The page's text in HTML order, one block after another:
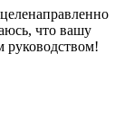
что вашу
руководством!